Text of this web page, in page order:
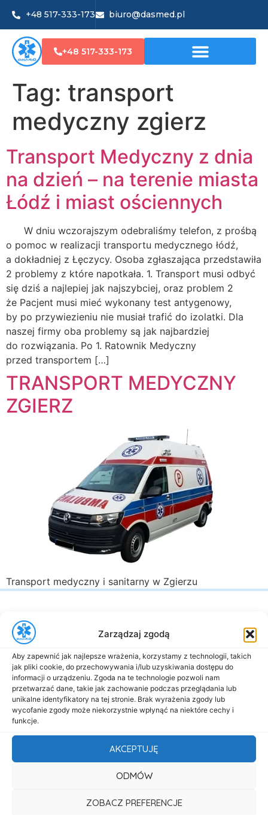
Zarządzaj zgodą
Aby zapewnić jak najlepsze wrażenia, korzystamy z technologii, takich
jak pliki cookie, do przechowywania i/lub uzyskiwania dostępu do
informacji o urządzeniu. Zgoda na te technologie pozwoli nam
przetwarzać dane, takie jak zachowanie podczas przeglądania lub
unikalne identyfikatory na tej stronie. Brak wyrażenia zgody lub
wycofanie zgody może niekorzystnie wpłynąć na niektóre cechy i
funkcje.
AKCEPTUJĘ
ODMÓW
ZOBACZ PREFERENCJE
+48 517-333-173 biuro@dasmed.pl
+48 517-333-173
Tag: transport
medyczny zgierz
Transport Medyczny z dnia
na dzień – na terenie miasta
Łódź i miast ościennych
W dniu wczorajszym odebraliśmy telefon, z prośbą
o pomoc w realizacji transportu medycznego łódź,
a dokładniej z Łęczycy. Osoba zgłaszająca przedstawiła
2 problemy z które napotkała. 1. Transport musi odbyć
się dziś a najlepiej jak najszybciej, oraz problem 2
że Pacjent musi mieć wykonany test antygenowy,
by po przywiezieniu nie musiał trafić do izolatki. Dla
naszej firmy oba problemy są jak najbardziej
do rozwiązania. Po 1. Ratownik Medyczny
przed transportem […]
TRANSPORT MEDYCZNY
ZGIERZ
Transport medyczny i sanitarny w Zgierzu
al. Marsz. Józefa Piłsudskiego 143
92-301 Łódź
+48 517-333-173
biuro@dasmed.pl